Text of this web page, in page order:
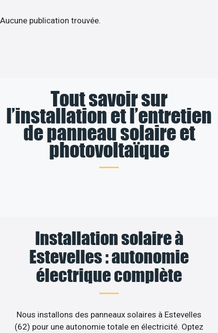
Aucune publication trouvée.
Tout savoir sur
l’installation et l’entretien
de panneau solaire et
photovoltaïque
Installation solaire à
Estevelles : autonomie
électrique complète
Nous installons des panneaux solaires à Estevelles
(62) pour une autonomie totale en électricité. Optez